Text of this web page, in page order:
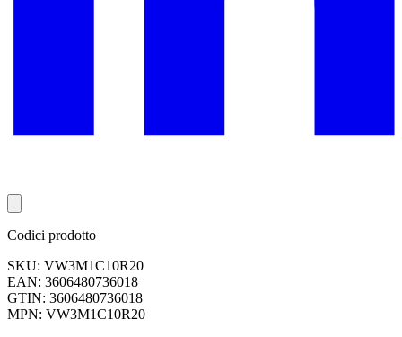
Codici prodotto
SKU: VW3M1C10R20
EAN: 3606480736018
GTIN: 3606480736018
MPN: VW3M1C10R20